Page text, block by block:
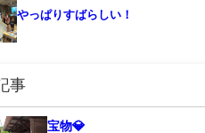
やっぱりすばらしい！
事
宝物💎